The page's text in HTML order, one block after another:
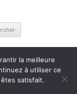
la meilleure
à utiliser ce
satisfait.